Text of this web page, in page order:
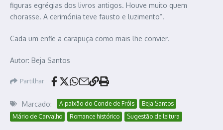
figuras egrégias dos livros antigos. Houve muito quem
chorasse. A cerimónia teve fausto e luzimento”.
Cada um enfie a carapuça como mais lhe convier.
Autor: Beja Santos
Partilhar
Marcado: A paixão do Conde de Fróis
Beja Santos
Mário de Carvalho
Romance histórico Sugestão de leitura